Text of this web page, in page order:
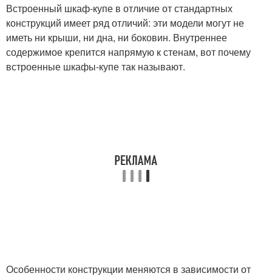
Встроенный шкаф-купе в отличие от стандартных
конструкций имеет ряд отличий: эти модели могут не
иметь ни крыши, ни дна, ни боковин. Внутреннее
содержимое крепится напрямую к стенам, вот почему
встроенные шкафы-купе так называют.
Особенности конструкции меняются в зависимости от